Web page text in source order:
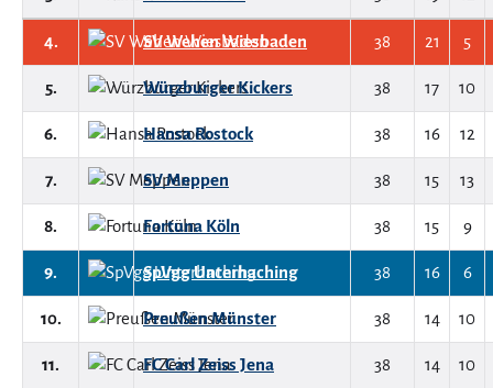
4. SV Wehen Wiesbaden 38 21 5
5. Würzburger Kickers 38 17 10
6. Hansa Rostock 38 16 12
7. SV Meppen 38 15 13
8. Fortuna Köln 38 15 9
9. SpVgg Unterhaching 38 16 6
10. Preußen Münster 38 14 10
11. FC Carl Zeiss Jena 38 14 10